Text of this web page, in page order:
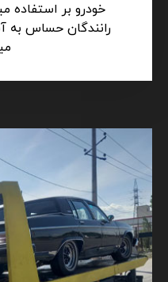
خودرو بر استفاده
رانندگان حساس به